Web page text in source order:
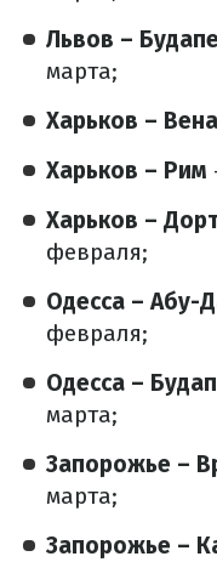
Львов –
марта;
Харьков – Вена
Харьков – Рим
Харьков –
февраля;
Одесса – Абу-
февраля;
Одесса –
марта;
Запорожье –
марта;
Запорожье –